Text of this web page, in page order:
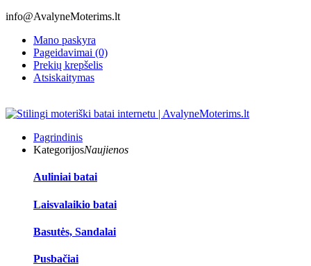
info@AvalyneMoterims.lt
Mano paskyra
Pageidavimai (0)
Prekių krepšelis
Atsiskaitymas
Pagrindinis
KategorijosNaujienos
Auliniai batai
Laisvalaikio batai
Basutės, Sandalai
Pusbačiai